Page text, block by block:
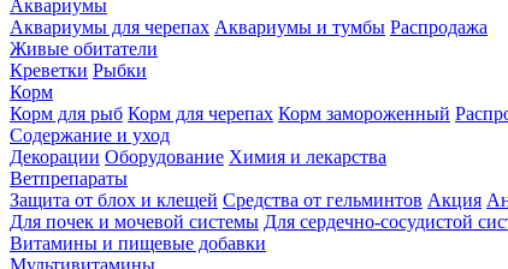
Аквариумы
Аквариумы для черепах Аквариумы и тумбы Распродажа
Живые обитатели
Креветки Рыбки
Корм
Корм для рыб Корм для черепах Корм замороженный
Содержание и уход
Декорации Оборудование Химия и лекарства
Ветпрепараты
Защита от блох и клещей Средства от гельминтов Акция
Для почек и мочевой системы Для сердечно-сосудистой
Витамины и пищевые добавки
Мультивитамины